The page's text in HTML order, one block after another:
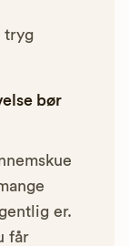
tryg
bør
er.
får